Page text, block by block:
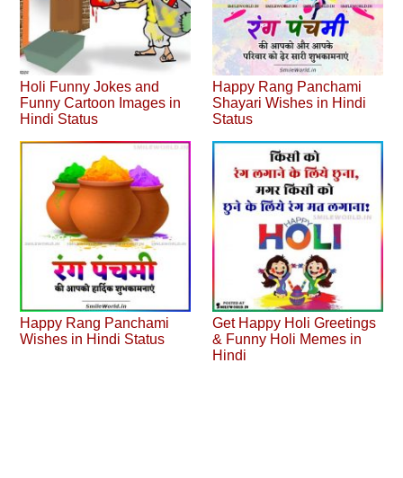
Holi Funny Jokes and
Funny Cartoon Images in
Hindi Status
Happy Rang Panchami
Shayari Wishes in Hindi
Status
Happy Rang Panchami
Wishes in Hindi Status
Get Happy Holi Greetings
& Funny Holi Memes in
Hindi